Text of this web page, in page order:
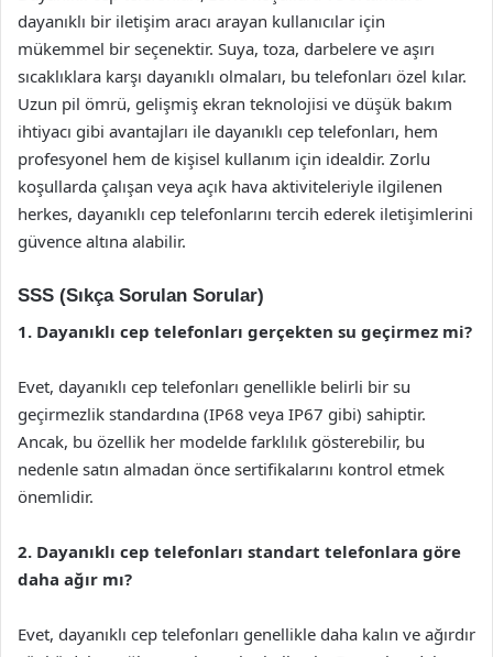
dayanıklı bir iletişim aracı arayan kullanıcılar için
mükemmel bir seçenektir. Suya, toza, darbelere ve aşırı
sıcaklıklara karşı dayanıklı olmaları, bu telefonları özel kılar.
Uzun pil ömrü, gelişmiş ekran teknolojisi ve düşük bakım
ihtiyacı gibi avantajları ile dayanıklı cep telefonları, hem
profesyonel hem de kişisel kullanım için idealdir. Zorlu
koşullarda çalışan veya açık hava aktiviteleriyle ilgilenen
herkes, dayanıklı cep telefonlarını tercih ederek iletişimlerini
güvence altına alabilir.
SSS (Sıkça Sorulan Sorular)
1. Dayanıklı cep telefonları gerçekten su geçirmez mi?
Evet, dayanıklı cep telefonları genellikle belirli bir su
geçirmezlik standardına (IP68 veya IP67 gibi) sahiptir.
Ancak, bu özellik her modelde farklılık gösterebilir, bu
nedenle satın almadan önce sertifikalarını kontrol etmek
önemlidir.
2. Dayanıklı cep telefonları standart telefonlara göre
daha ağır mı?
Evet, dayanıklı cep telefonları genellikle daha kalın ve ağırdır